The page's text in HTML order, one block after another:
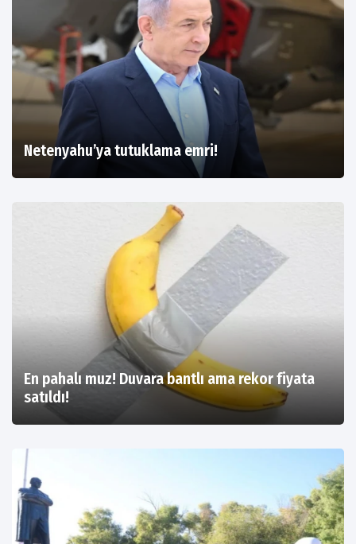
Netenyahu’ya tutuklama emri!
En pahalı muz! Duvara bantlı ama rekor fiyata
satıldı!